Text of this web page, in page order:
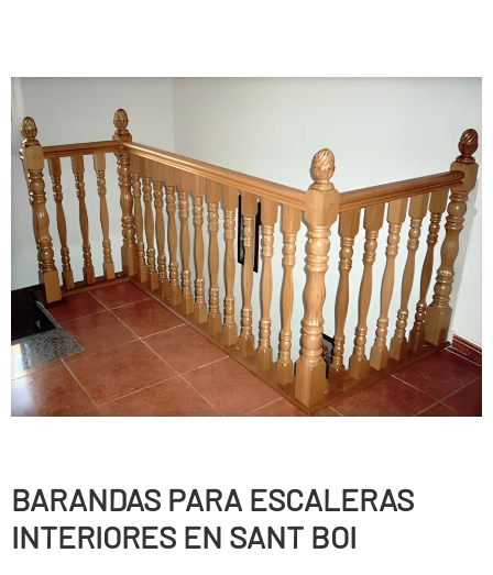
BARANDAS PARA ESCALERAS
INTERIORES EN SANT BOI